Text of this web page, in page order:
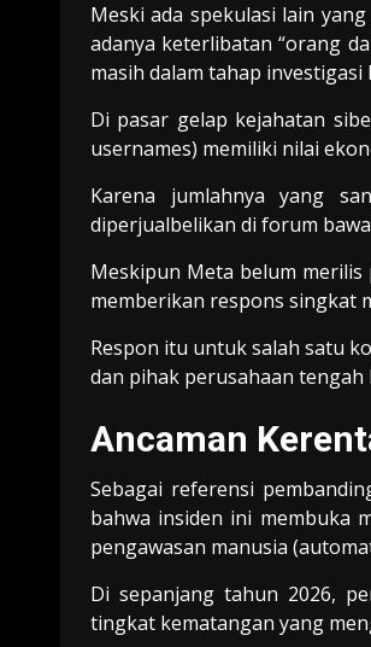
Meski ada spekulasi lain
adanya keterlibatan “orang
masih dalam tahap investigasi
Di pasar gelap kejahatan
usernames) memiliki nilai
Karena jumlahnya yang
diperjualbelikan di forum
Meskipun Meta belum merilis
memberikan respons singkat
Respon itu untuk salah satu
dan pihak perusahaan tengah
Ancaman
Sebagai referensi
bahwa insiden ini membuka
pengawasan manusia
Di sepanjang tahun 2026,
tingkat kematangan yang